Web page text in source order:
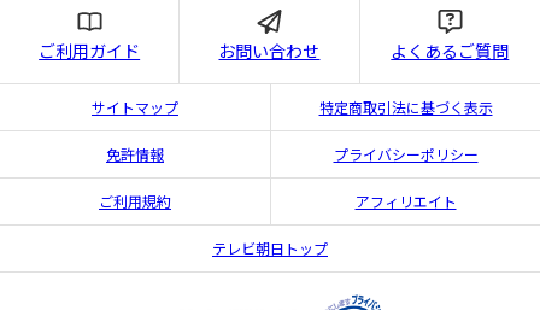
ご利用ガイド お問い合わせ よくあるご質問
サイトマップ 特定商取引法に基づく表示
免許情報 プライバシーポリシー
ご利用規約 アフィリエイト
テレビ朝日トップ